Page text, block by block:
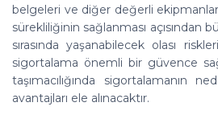
belgeleri ve diğer değerli
sürekliliğinin sağlanması açısından
sırasında yaşanabilecek olası
sigortalama önemli bir güvence
taşımacılığında sigortalamanın
avantajları ele alınacaktır.